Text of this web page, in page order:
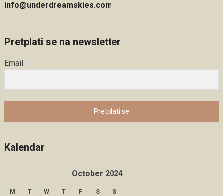
info@underdreamskies.com
Pretplati se na newsletter
Email
Pretplati se
Kalendar
October 2024
M T W T F S S